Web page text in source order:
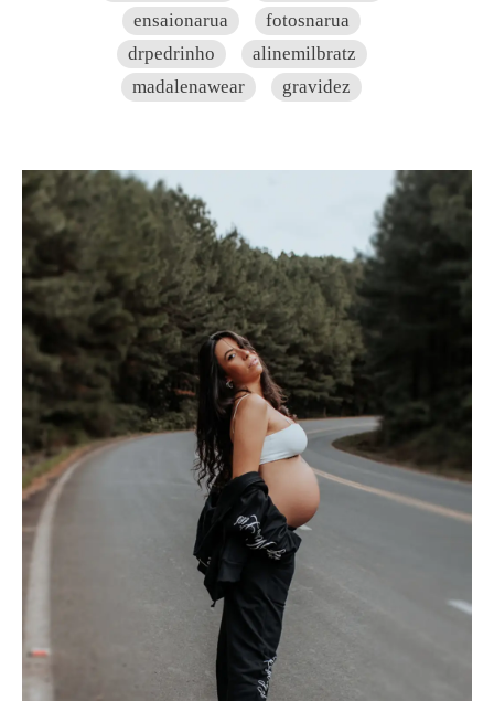
ensaionarua
fotosnarua
drpedrinho
alinemilbratz
madalenawear
gravidez